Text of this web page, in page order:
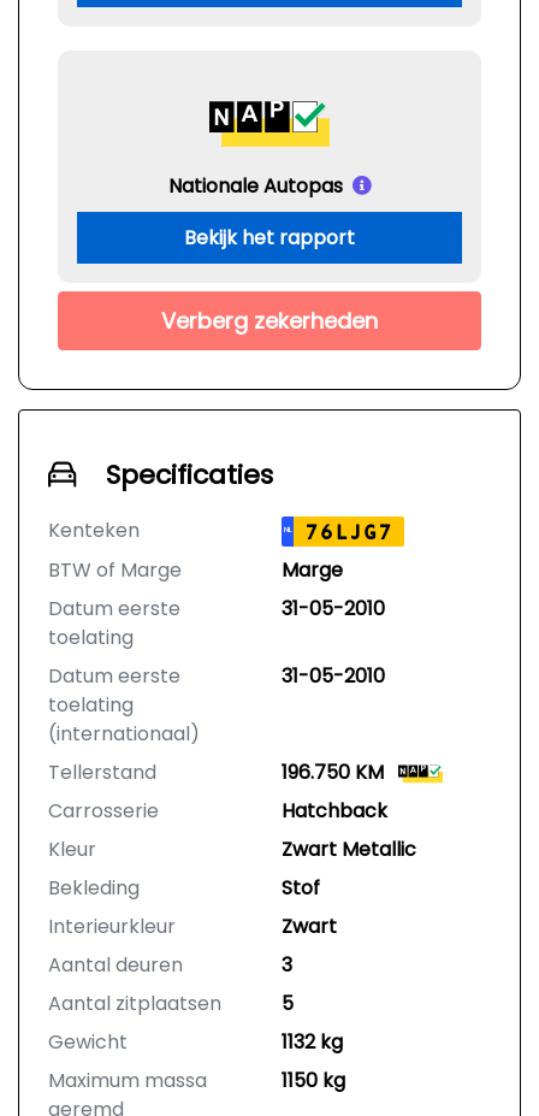
Nationale Autopas
Bekijk het rapport
Verberg zekerheden
Specificaties
Kenteken NL 76LJG7
BTW of Marge
Marge
Datum eerste
toelating
31-05-2010
Datum eerste
toelating
(internationaal)
31-05-2010
Tellerstand
196.750 KM
Carrosserie
Hatchback
Kleur
Zwart Metallic
Bekleding
Stof
Interieurkleur
Zwart
Aantal deuren
3
Aantal zitplaatsen
5
Gewicht
1132 kg
Maximum massa
geremd
1150 kg